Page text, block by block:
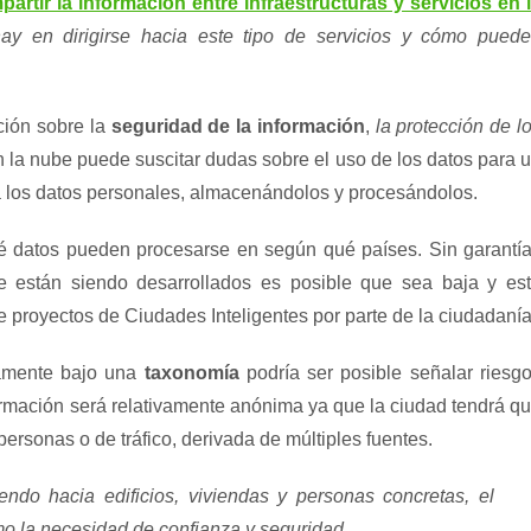
en dirigirse hacia este tipo de servicios y cómo
sobre la seguridad de la información, la protección de
la nube puede suscitar dudas sobre el uso de los datos para
datos personales, almacenándolos y procesándolos.
pueden procesarse en según qué países. Sin
están siendo desarrollados es posible que sea baja y
de Ciudades Inteligentes por parte de la
bajo una taxonomíapodría ser posible señalar
será relativamente anónima ya que la ciudad tendrá
o de tráfico, derivada de múltiples fuentes.
hacia edificios, viviendas y personas concretas, el